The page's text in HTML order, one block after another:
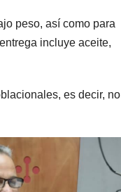
peso, así como para
incluye aceite,
es decir, no